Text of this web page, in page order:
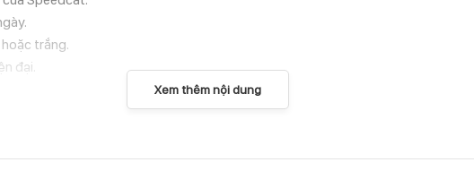
trắng.
đại.
Xem thêm nội dung